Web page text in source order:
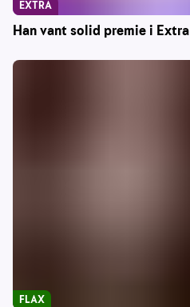
Han vant solid premie i Extra
EXTRA
FLAX